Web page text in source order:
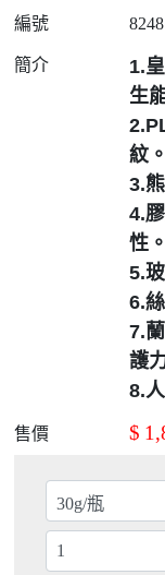
編號 8248
簡介
1.
生
紋。
3.
4.
性。
5.
6.
7.
護
8.
售價 $